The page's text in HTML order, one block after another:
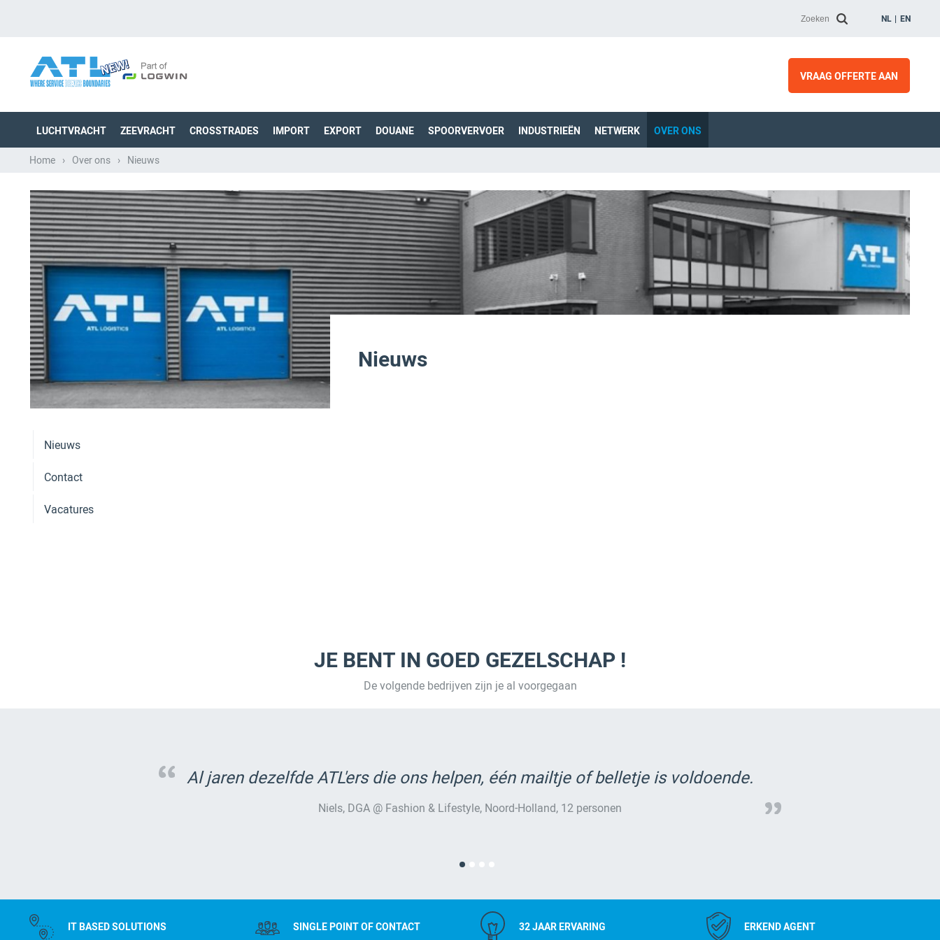
NL EN
VRAAG OFFERTE AAN
LUCHTVRACHT ZEEVRACHT CROSSTRADES IMPORT EXPORT DOUANE SPOORVERVOER INDUSTRIEËN NETWERK OVER ONS
Home › Over ons › Nieuws
Nieuws
Contact
Vacatures
Nieuws
JE BENT IN GOED GEZELSCHAP !
De volgende bedrijven zijn je al voorgegaan
Al jaren dezelfde ATL'ers die ons helpen, één mailtje of belletje is voldoende.
Niels, DGA @ Fashion & Lifestyle, Noord-Holland, 12 personen
IT BASED SOLUTIONS SINGLE POINT OF CONTACT 32 JAAR ERVARING ERKEND AGENT